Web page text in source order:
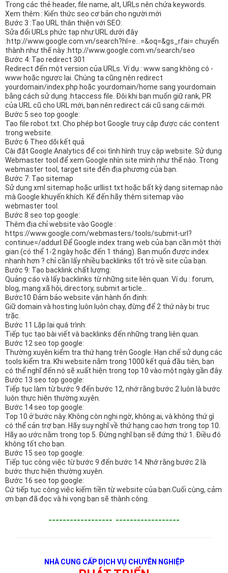
Trong các thẻ header, file name, alt, URLs nên chứa keywords.
Xem thêm : Kiến thức seo cơ bản cho người mới
Bước 3 :Tạo URL thân thiện với SEO:
Sửa đổi URLs phức tạp như URL dưới đây
:http://www.google.com.vn/search?hl=e…=&oq=&gs_rfai= chuyển
thành như thế này :http://www.google.com.vn/search/seo
Bước 4: Tạo redirect 301
Redirect đến một version của URLs. Ví dụ : www sang không có -
www hoặc ngược lại. Chúng ta cũng nên redirect
yourdomain/index.php hoặc yourdomain/home sang yourdomain
bằng cách sử dụng .htaccess file. Đôi khi bạn muốn giữ rank, PR
của URL cũ cho URL mới, bạn nên redirect cái cũ sang cái mới.
Bước 5 seo top google:
Tạo file robot.txt. Cho phép bot Google truy cập được các content
trong website.
Bước 6 Theo dõi kết quả
Cài đặt Google Analytics để coi tình hình truy cập website. Sử dụng
Webmaster tool để xem Google nhìn site mình như thế nào. Trong
webmaster tool, target site đến địa phương của bạn.
Bước 7: Tạo sitemap
Sử dụng xml sitemap hoặc urllist.txt hoặc bất kỳ dạng sitemap nào
mà Google khuyến khích. Kế đến hãy thêm sitemap vào
webmaster tool.
Bước 8 seo top google:
Thêm địa chỉ website vào Google :
https://www.google.com/webmasters/tools/submit-url?
continue=/addurl.Để Google index trang web của bạn cần một thời
gian (có thể 1-2 ngày hoặc đến 1 tháng). Bạn muốn được index
nhanh hơn ? chỉ cần lấy nhiều backlinks tốt trỏ về site của bạn.
Bước 9: Tạo backlink chất lượng:
Quảng cáo và lấy backlinks từ những site liên quan. Ví dụ : forum,
blog, mạng xã hội, directory, submit article…
Bước10 Đảm bảo website vận hành ổn định:
Giữ domain và hosting luôn luôn chạy, đừng để 2 thứ này bị trục
trặc.
Bước 11 Lặp lại quá trình:
Tiếp tục tạo bài viết và backlinks đến những trang liên quan.
Bước 12 seo top google:
Thường xuyên kiểm tra thứ hạng trên Google. Hạn chế sử dụng các
tools kiểm tra. Khi website nằm trong 1000 kết quả đầu tiên, bạn
có thể nghĩ đến nó sẽ xuất hiện trong top 10 vào một ngày gần đây.
Bước 13 seo top google:
Tiếp tục làm từ bước 9 đến bước 12, nhớ rằng bước 2 luôn là bước
luôn thực hiện thường xuyên.
Bước 14 seo top google:
Top 10 ở bước này. Không còn nghi ngờ, không ai, và không thứ gì
có thể cản trợ bạn. Hãy suy nghĩ về thứ hạng cao hơn trong top 10.
Hãy ao ước nằm trong top 5. Đừng nghĩ bạn sẽ đứng thứ 1. Điều đó
không tốt cho bạn.
Bước 15 seo top google:
Tiếp tục công việc từ bước 9 đến bước 14. Nhớ rằng bước 2 là
bước thực hiện thường xuyên.
Bước 16 seo top google:
Cứ tiếp tục công việc kiếm tiền từ website của bạn.Cuối cùng, cảm
ơn bạn đã đọc và hi vọng bạn sẽ thành công.
------------------ ------------------
NHÀ CUNG CẤP DỊCH VỤ CHUYÊN NGHIỆP